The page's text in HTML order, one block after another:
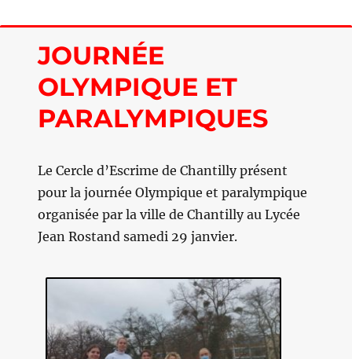
JOURNÉE
OLYMPIQUE ET
PARALYMPIQUES
Le Cercle d’Escrime de Chantilly présent
pour la journée Olympique et paralympique
organisée par la ville de Chantilly au Lycée
Jean Rostand samedi 29 janvier.